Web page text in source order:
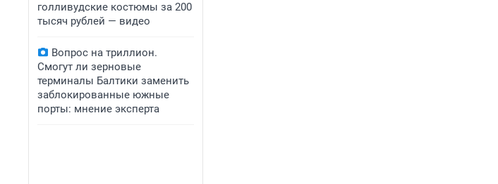
голливудские костюмы за 200
тысяч рублей — видео
Вопрос на триллион.
Смогут ли зерновые
терминалы Балтики заменить
заблокированные южные
порты: мнение эксперта